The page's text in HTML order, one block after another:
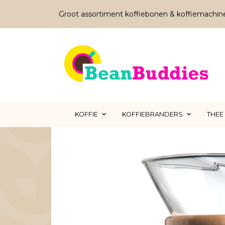
Groot assortiment koffiebonen &
KOFFIE KOFFIEBRANDERS THEE